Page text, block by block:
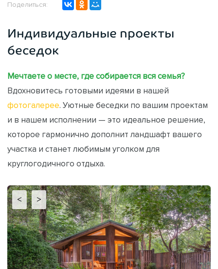
Поделиться:
Индивидуальные проекты
беседок
Мечтаете о месте, где собирается вся семья?
Вдохновитесь готовыми идеями в нашей
фотогалерее. Уютные беседки по вашим проектам
и в нашем исполнении — это идеальное решение,
которое гармонично дополнит ландшафт вашего
участка и станет любимым уголком для
круглогодичного отдыха.
< >